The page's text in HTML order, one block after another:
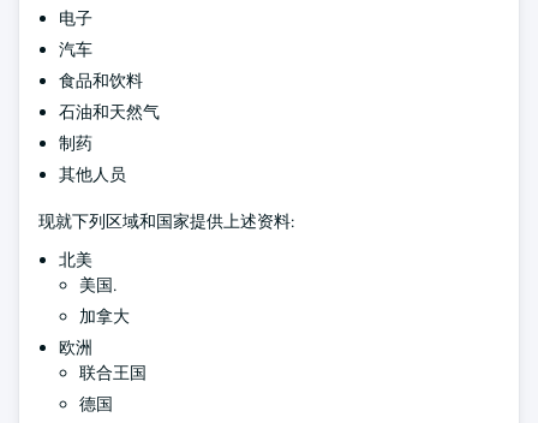
电子
汽车
食品和饮料
石油和天然气
制药
其他人员
现就下列区域和国家提供上述资料:
北美
美国.
加拿大
欧洲
联合王国
德国